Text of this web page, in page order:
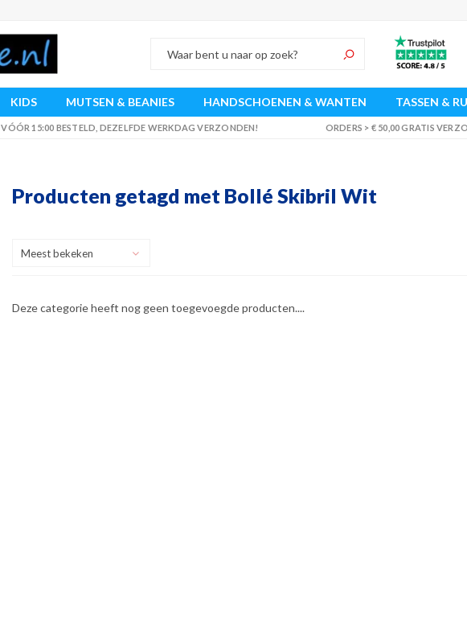
KIDS MUTSEN & BEANIES HANDSCHOENEN & WANTEN TASSEN &
VÓÓR 15:00 BESTELD, DEZELFDE WERKDAG VERZONDEN! ORDERS > € 50,00 GRATIS
Producten getagd met Bollé Skibril Wit
Meest bekeken
Deze categorie heeft nog geen toegevoegde producten....